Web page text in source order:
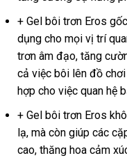
+ Gel bôi trơn Eros
dụng cho mọi vị trí
trơn âm đạo, tăng
cả việc bôi lên đồ
hợp cho việc quan hệ
+ Gel bôi trơn Eros
lạ, mà còn giúp các
cao, thăng hoa cảm